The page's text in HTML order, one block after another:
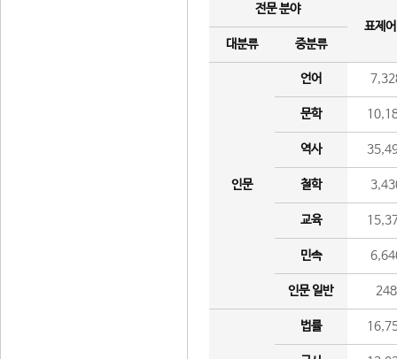
전문 분야
표제
대분류
중분류
인문
언어
문학
역사
철학
교육
민속
인문 일반 248
법률